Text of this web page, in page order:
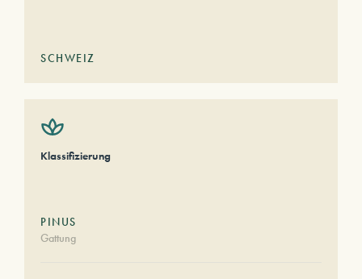
SCHWEIZ
Klassifizierung
PINUS
Gattung